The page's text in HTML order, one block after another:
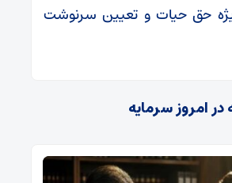
حق حیات و تعیین سرنوشت
در امروز سرمایه